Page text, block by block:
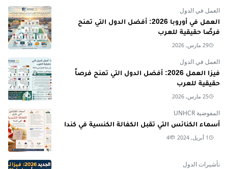
العمل في الدول
العمل في أوروبا 2026: أفضل الدول التي تمنح
فرصًا حقيقية للعرب
29 مارس, 2026
العمل في الدول
فيزا العمل 2026: أفضل الدول التي تمنح فرصاً
حقيقية للعرب
25 مارس, 2026
المفوضية UNHCR
أسماء الكنائس التي تقبل الكفالة الكنسية في كندا
1 أبريل, 2024 4
تأشيرات الدول